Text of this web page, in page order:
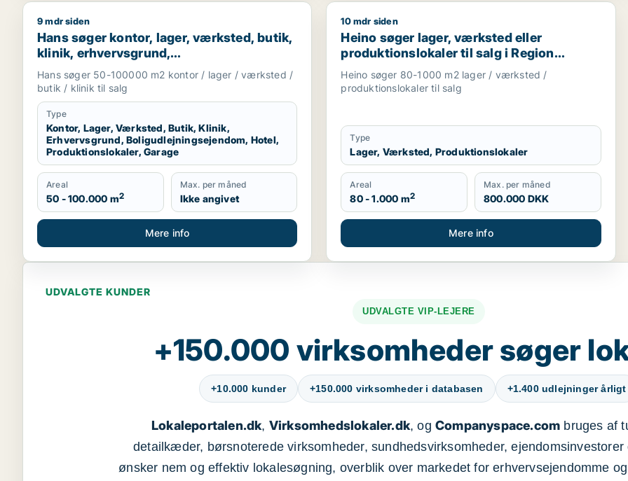
Hans søger kontor, lager, værksted, butik, klinik, erhvervsgrund, boligudlejningsejendom, hotel,
9 mdr siden
Hans søger kontor, lager, værksted, butik,
klinik, erhvervsgrund,
boligudlejningsejendom, hotel,
produktionslokaler eller garage til salg i
Region Sjælland
Hans søger 50-100000 m2 kontor / lager / værksted /
butik / klinik til salg
Type
Kontor, Lager, Værksted, Butik, Klinik,
Erhvervsgrund, Boligudlejningsejendom, Hotel,
Produktionslokaler, Garage
Areal
50 - 100.000 m2
Max. per måned
Ikke angivet
Mere info
Heino søger lager, værksted eller
10 mdr siden
Heino søger lager, værksted eller
produktionslokaler til salg i Region
Sjælland
Heino søger 80-1000 m2 lager / værksted /
produktionslokaler til salg
Type
Lager, Værksted, Produktionslokaler
Areal
80 - 1.000 m2
Max. per måned
800.000 DKK
Mere info
UDVALGTE KUNDER
UDVALGTE VIP-LEJERE
+150.000 virksomheder søger
+10.000 kunder +150.000 virksomheder i databasen +1.400 udlejninger årligt
Lokaleportalen.dk, Virksomhedslokaler.dk, og Companyspace.com bruges af
detailkæder, børsnoterede virksomheder, sundhedsvirksomheder, ejendomsinvestorer
ønsker nem og effektiv lokalesøgning, overblik over markedet for erhvervsejendomme